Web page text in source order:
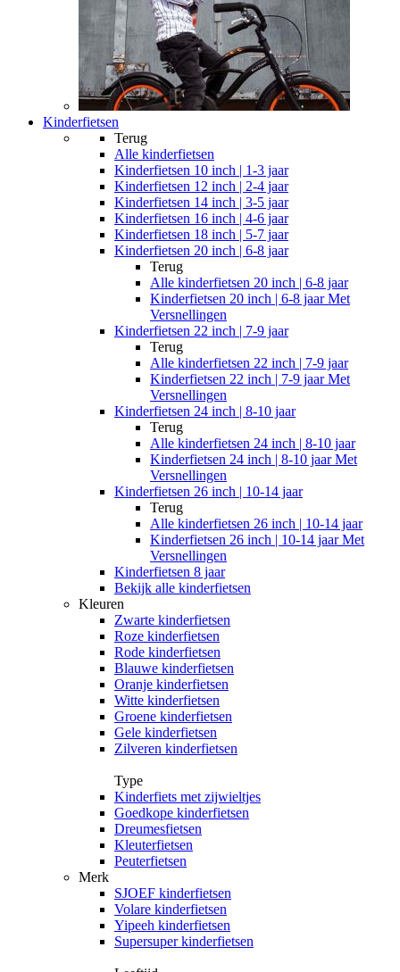
Kinderfietsen
Terug
Alle kinderfietsen
Kinderfietsen 10 inch | 1-3 jaar
Kinderfietsen 12 inch | 2-4 jaar
Kinderfietsen 14 inch | 3-5 jaar
Kinderfietsen 16 inch | 4-6 jaar
Kinderfietsen 18 inch | 5-7 jaar
Kinderfietsen 20 inch | 6-8 jaar
Terug
Alle kinderfietsen 20 inch | 6-8 jaar
Kinderfietsen 20 inch | 6-8 jaar Met
Versnellingen
Kinderfietsen 22 inch | 7-9 jaar
Terug
Alle kinderfietsen 22 inch | 7-9 jaar
Kinderfietsen 22 inch | 7-9 jaar Met
Versnellingen
Kinderfietsen 24 inch | 8-10 jaar
Terug
Alle kinderfietsen 24 inch | 8-10 jaar
Kinderfietsen 24 inch | 8-10 jaar Met
Versnellingen
Kinderfietsen 26 inch | 10-14 jaar
Terug
Alle kinderfietsen 26 inch | 10-14 jaar
Kinderfietsen 26 inch | 10-14 jaar Met
Versnellingen
Kinderfietsen 8 jaar
Bekijk alle kinderfietsen
Kleuren
Zwarte kinderfietsen
Roze kinderfietsen
Rode kinderfietsen
Blauwe kinderfietsen
Oranje kinderfietsen
Witte kinderfietsen
Groene kinderfietsen
Gele kinderfietsen
Zilveren kinderfietsen
Type
Kinderfiets met zijwieltjes
Goedkope kinderfietsen
Dreumesfietsen
Kleuterfietsen
Peuterfietsen
Merk
SJOEF kinderfietsen
Volare kinderfietsen
Yipeeh kinderfietsen
Supersuper kinderfietsen